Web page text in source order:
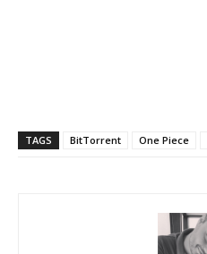
TAGS BitTorrent One Piece